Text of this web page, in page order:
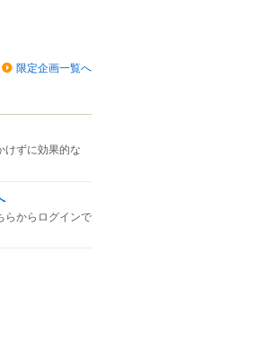
限定企画一覧へ
けずに効果的な
らからログインで